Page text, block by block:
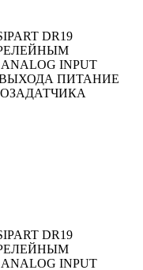
DR19
INPUT
ВЫХОДА ПИТАНИЕ
DR19
INPUT